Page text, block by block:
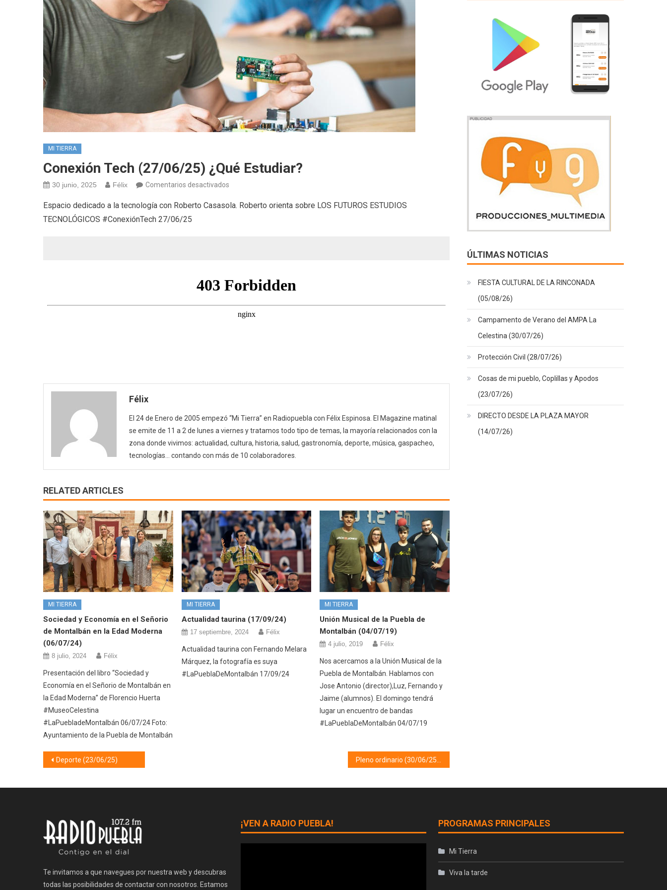
MI TIERRA
Conexión Tech (27/06/25) ¿Qué Estudiar?
30 junio, 2025 Félix Comentarios desactivados
Tech
Espacio dedicado a la tecnología con Roberto Casasola. Roberto orienta sobre LOS FUTUROS ESTUDIOS
TECNOLÓGICOS #ConexiónTech 27/06/25
Félix
El 24 de Enero de 2005 empezó “Mi Tierra” en Radiopuebla con Félix Espinosa. El Magazine matinal
se emite de 11 a 2 de lunes a viernes y tratamos todo tipo de temas, la mayoría relacionados con la
zona donde vivimos: actualidad, cultura, historia, salud, gastronomía, deporte, música, gaspacheo,
tecnologías… contando con más de 10 colaboradores.
RELATED ARTICLES
MI TIERRA
Sociedad y Economía en el Señorio
de Montalbán en la Edad Moderna
(06/07/24)
8 julio, 2024 Félix
Presentación del libro “Sociedad y
Economía en el Señorio de Montalbán en
la Edad Moderna” de Florencio Huerta
#MuseoCelestina
#LaPuebladeMontalbán 06/07/24 Foto:
Ayuntamiento de la Puebla de Montalbán
MI TIERRA
Actualidad taurina (17/09/24)
17 septiembre, 2024 Félix
Actualidad taurina con Fernando Melara
Márquez, la fotografía es suya
#LaPueblaDeMontalbán 17/09/24
MI TIERRA
Unión Musical de la Puebla de
Montalbán (04/07/19)
4 julio, 2019 Félix
Nos acercamos a la Unión Musical de la
Puebla de Montalbán. Hablamos con
Jose Antonio (director),Luz, Fernando y
Jaime (alumnos). El domingo tendrá
lugar un encuentro de bandas
#LaPueblaDeMontalbán 04/07/19
Navegación
Deporte (23/06/25)
ÚLTIMAS NOTICIAS
FIESTA CULTURAL DE LA RINCONADA
(05/08/26)
Campamento de Verano del AMPA La
Celestina (30/07/26)
Protección Civil (28/07/26)
Cosas de mi pueblo, Coplillas y Apodos
(23/07/26)
DIRECTO DESDE LA PLAZA MAYOR
(14/07/26)
Te invitamos a que navegues por nuestra web y descubras
todas las posibilidades de contactar con nosotros. Estamos
¡VEN A RADIO PUEBLA! PROGRAMAS PRINCIPALES
Mi Tierra
Viva la tarde